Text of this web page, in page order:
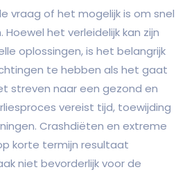
vraag of het mogelijk is om snel
het verleidelijk kan zijn
oplossingen, is het belangrijk
te hebben als het gaat
streven naar een gezond en
vereist tijd, toewijding
Crashdiëten en extreme
korte termijn resultaat
niet bevorderlijk voor de